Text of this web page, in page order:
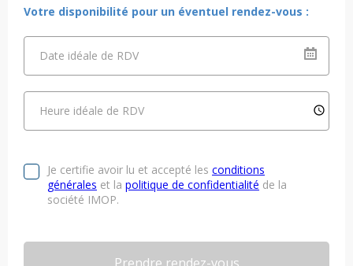
Votre disponibilité pour un éventuel rendez-vous :
Date idéale de RDV
Heure idéale de RDV
Je certifie avoir lu et accepté les conditions
générales et la politique de confidentialité de la
société IMOP.